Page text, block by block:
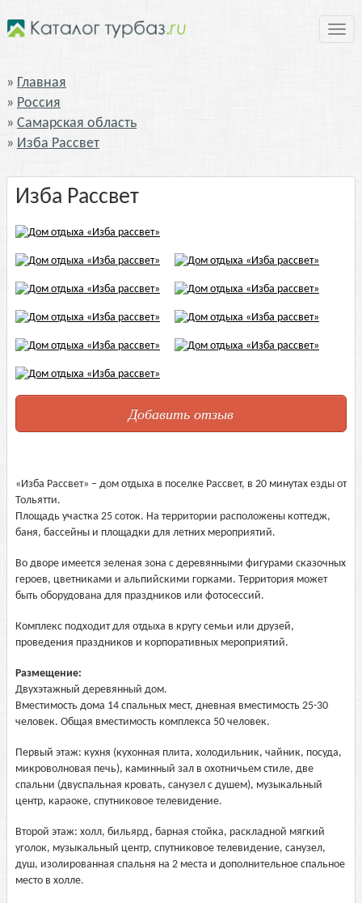
Главная
Россия
Самарская область
Изба Рассвет
Изба Рассвет
Добавить отзыв
«Изба Рассвет» – дом отдыха в поселке Рассвет, в 20 минутах езды от
Тольятти.
Площадь участка 25 соток. На территории расположены коттедж,
баня, бассейны и площадки для летних мероприятий.
Во дворе имеется зеленая зона с деревянными фигурами сказочных
героев, цветниками и альпийскими горками. Территория может
быть оборудована для праздников или фотосессий.
Комплекс подходит для отдыха в кругу семьи или друзей,
проведения праздников и корпоративных мероприятий.
Размещение:
Двухэтажный деревянный дом.
Вместимость дома 14 спальных мест, дневная вместимость 25-30
человек. Общая вместимость комплекса 50 человек.
Первый этаж: кухня (кухонная плита, холодильник, чайник, посуда,
микроволновая печь), каминный зал в охотничьем стиле, две
спальни (двуспальная кровать, санузел с душем), музыкальный
центр, караоке, спутниковое телевидение.
Второй этаж: холл, бильярд, барная стойка, раскладной мягкий
уголок, музыкальный центр, спутниковое телевидение, санузел,
душ, изолированная спальня на 2 места и дополнительное спальное
место в холле.